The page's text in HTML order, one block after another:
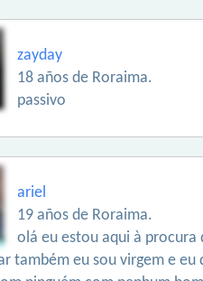
zayday
18 años de Roraima.
passivo
ariel
19 años de Roraima.
olá eu estou aqui à procura
também eu sou virgem e